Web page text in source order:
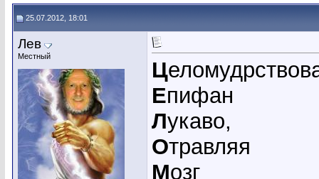
25.07.2012, 18:01
Лев
Местный
Ц
Епифан
Лукаво,
Отравляя
Мозг